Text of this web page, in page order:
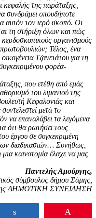
κεφαλής της παράταξης,
συνδράμει οπουδήποτε
αυτόν τον ιερό σκοπό. Οι
τη στήριξη όλων και πώς
οργανισμούς
Τέλος, ένα
Τζανετάτου για τη
φορέα-
που ετέθη από εμάς
του λιμανιού της
Κεφαλονιάς και
μετά το
να επαναλάβει τα λεγόμενα
ότι θα ρωτήσει τους
έργου σε συγκεκριμένη
διαδικασιών… Συνήθως,
καινοτομία έλαχε να μας
Παντελής Αμούργης,
σύμβουλος δήμου Σάμης,
ΔΗΜΟΤΙΚΗ ΣΥΝΕΙΔΗΣΗ